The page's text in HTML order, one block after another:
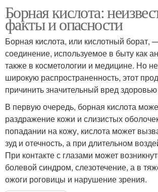
Борная кислота:
факты и опасности
Борная кислота, или кислотный борат,
соединение, используемое в быту как
также в косметологии и медицине. Но
широкую распространенность, этот
причинить значительный вред
В первую очередь, борная кислота
раздражение кожи и слизистых
попадании на кожу, кислота может
зуд и отечность, а при длительном
При контакте с глазами может
болевой синдром, слезотечение, а в
ожоги роговицы и нарушение зрения.